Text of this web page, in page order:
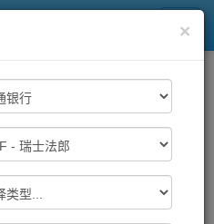
银联汇率提醒
提醒方式 删除
×